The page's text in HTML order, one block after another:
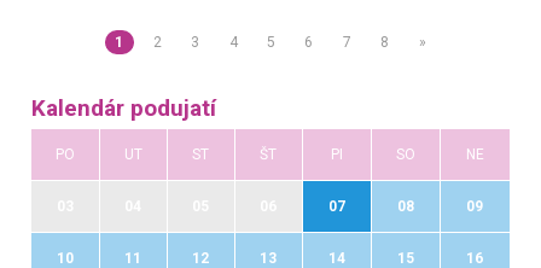
1 2 3 4 5 6 7 8 »
Kalendár podujatí
PO UT ST ŠT PI SO NE
07 08 09
10 11 12 13 14 15 16